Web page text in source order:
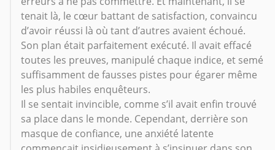
tenait là, le cœur battant de satisfaction, convaincu
d’avoir réussi là où tant d’autres avaient échoué.
Son plan était parfaitement exécuté. Il avait effacé
toutes les preuves, manipulé chaque indice, et semé
suffisamment de fausses pistes pour égarer même
les plus habiles enquêteurs.
Il se sentait invincible, comme s’il avait enfin trouvé
sa place dans le monde. Cependant, derrière son
masque de confiance, une anxiété latente